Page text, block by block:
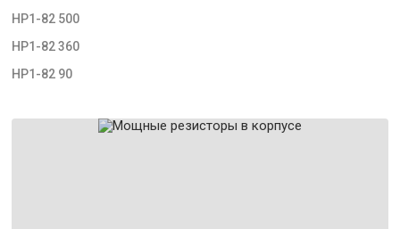
НР1-82 500
НР1-82 360
НР1-82 90